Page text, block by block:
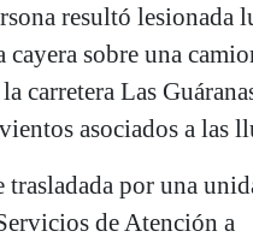
resultó lesionada
cayera sobre una
carretera Las
asociados a las
por una
de Atención a